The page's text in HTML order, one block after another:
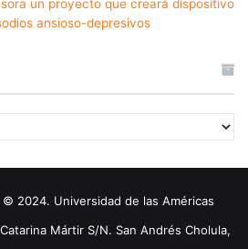
un proyecto que creará dispositivo
ansioso-depresivos
2024. Universidad de las Américas
Mártir S/N. San Andrés Cholula,